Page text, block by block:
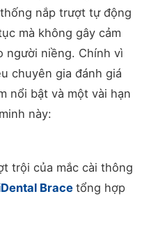
nắp trượt tự động
mà không gây cảm
người niềng. Chính vì
chuyên gia đánh giá
nổi bật và một vài hạn
này:
trội của mắc cài thông
Brace tổng hợp